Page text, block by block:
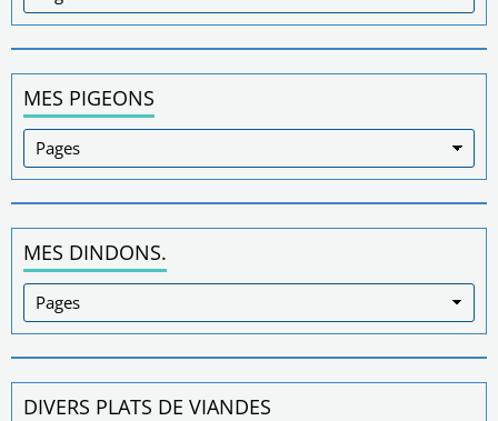
MES PIGEONS
MES DINDONS.
DIVERS PLATS DE VIANDES